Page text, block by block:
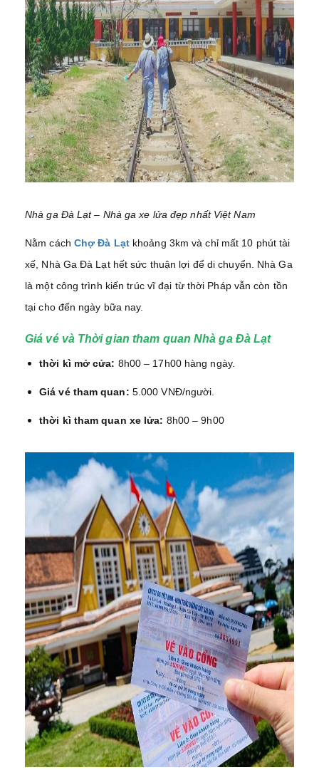
Nhà ga Đà Lạt – Nhà ga xe lửa đẹp nhất Việt Nam
Nằm cách Chợ Đà Lạt khoảng 3km và chỉ mất 10 phút tài
xế, Nhà Ga Đà Lạt hết sức thuận lợi để di chuyển. Nhà Ga
là một công trình kiến trúc vĩ đại từ thời Pháp vẫn còn tồn
tại cho đến ngày bữa nay.
Giá vé và Thời gian tham quan Nhà ga Đà Lạt
thời kì mở cửa: 8h00 – 17h00 hàng ngày.
Giá vé tham quan: 5.000 VNĐ/người.
thời kì tham quan xe lửa: 8h00 – 9h00